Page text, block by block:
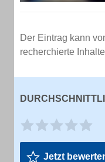
Der Eintrag kann
recherchierte
Jetzt